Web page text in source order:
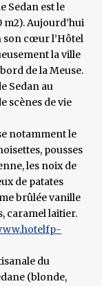
Sedan est le
m2). Aujourd’hui
son cœur l’Hôtel
la ville
de la Meuse.
Sedan au
scènes de vie
notamment le
pousses
les noix de
de patates
brûlée vanille
caramel laitier.
du
(blonde,